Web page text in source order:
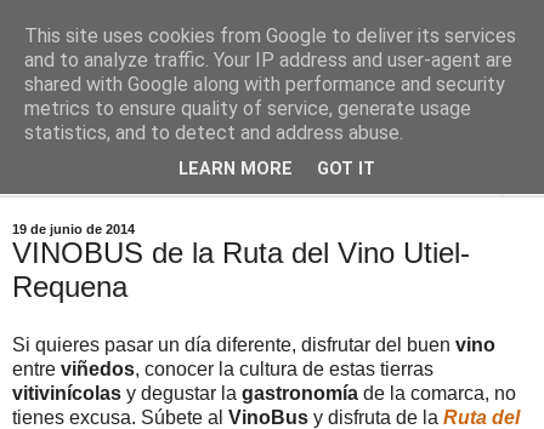
Comoju
La Cocina del Día a Día y el día a día de la Gastronomía
19 de junio de 2014
VINOBUS de la Ruta del Vino Utiel-
Requena
Si quieres pasar un día diferente, disfrutar del buen vino
entre viñedos, conocer la cultura de estas tierras
vitivinícolas y degustar la gastronomía de la comarca, no
tienes excusa. Súbete al VinoBus y disfruta de la Ruta del
This site uses cookies from Google to deliver its services
and to analyze traffic. Your IP address and user-agent are
shared with Google along with performance and security
metrics to ensure quality of service, generate usage
statistics, and to detect and address abuse.
LEARN MORE GOT IT